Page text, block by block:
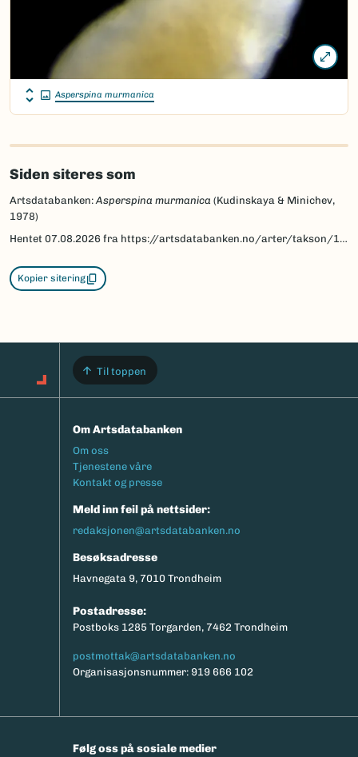
Asperspina murmanica
Siden siteres som
Artsdatabanken:Asperspina murmanica (Kudinskaya & Minichev,
1978)
Hentet 07.08.2026 fra https://artsdatabanken.no/arter/takson/197541
Kopier sitering
Til toppen
Om Artsdatabanken
Footermeny
Om oss
Tjenestene våre
Kontakt og presse
Meld inn feil på nettsider:
redaksjonen@artsdatabanken.no
Besøksadresse
Havnegata 9, 7010 Trondheim
Postadresse:
Postboks 1285 Torgarden, 7462 Trondheim
postmottak@artsdatabanken.no
Organisasjonsnummer: 919 666 102
Følg oss på sosiale medier